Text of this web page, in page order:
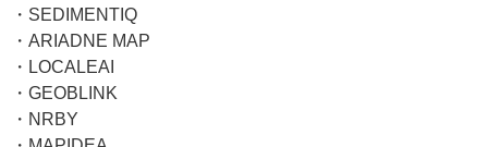
・SEDIMENTIQ
・ARIADNE MAP
・LOCALEAI
・GEOBLINK
・NRBY